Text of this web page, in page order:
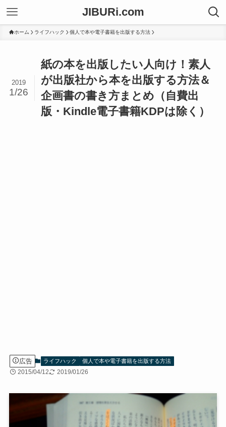
JIBURi.com
ホーム ライフハック 個人で本や電子書籍を出版する方法
紙の本を出版したい人向け！素人
が出版社から本を出版する方法＆
企画書の書き方まとめ（自費出
版・Kindle電子書籍KDPは除く）
2019
1/26
広告 ライフハック 個人で本や電子書籍を出版する方法
2015/04/12 2019/01/26